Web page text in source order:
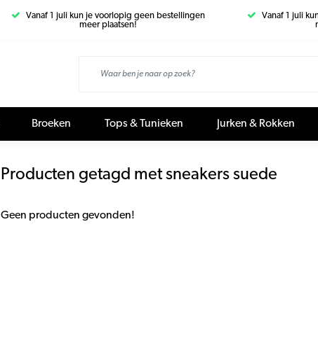
Vanaf 1 juli kun je voorlopig geen bestellingen
meer plaatsen!
Vanaf 1 juli
Broeken Tops & Tunieken Jurken & Rokken
Producten getagd met sneakers suede
Geen producten gevonden!